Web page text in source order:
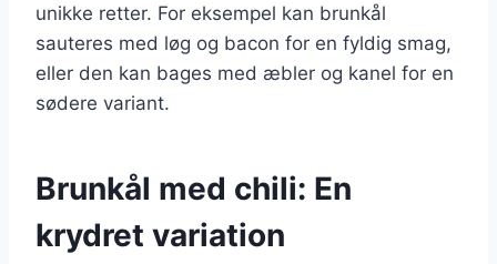
unikke retter. For eksempel kan brunkål
sauteres med løg og bacon for en fyldig smag,
eller den kan bages med æbler og kanel for en
sødere variant.
Brunkål med chili: En
krydret variation